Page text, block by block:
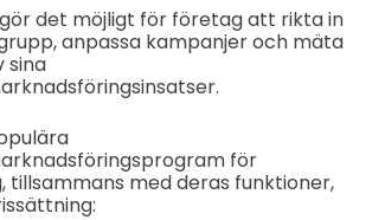
det möjligt för företag att rikta in
anpassa kampanjer och mäta
sina
för
tillsammans med deras funktioner,